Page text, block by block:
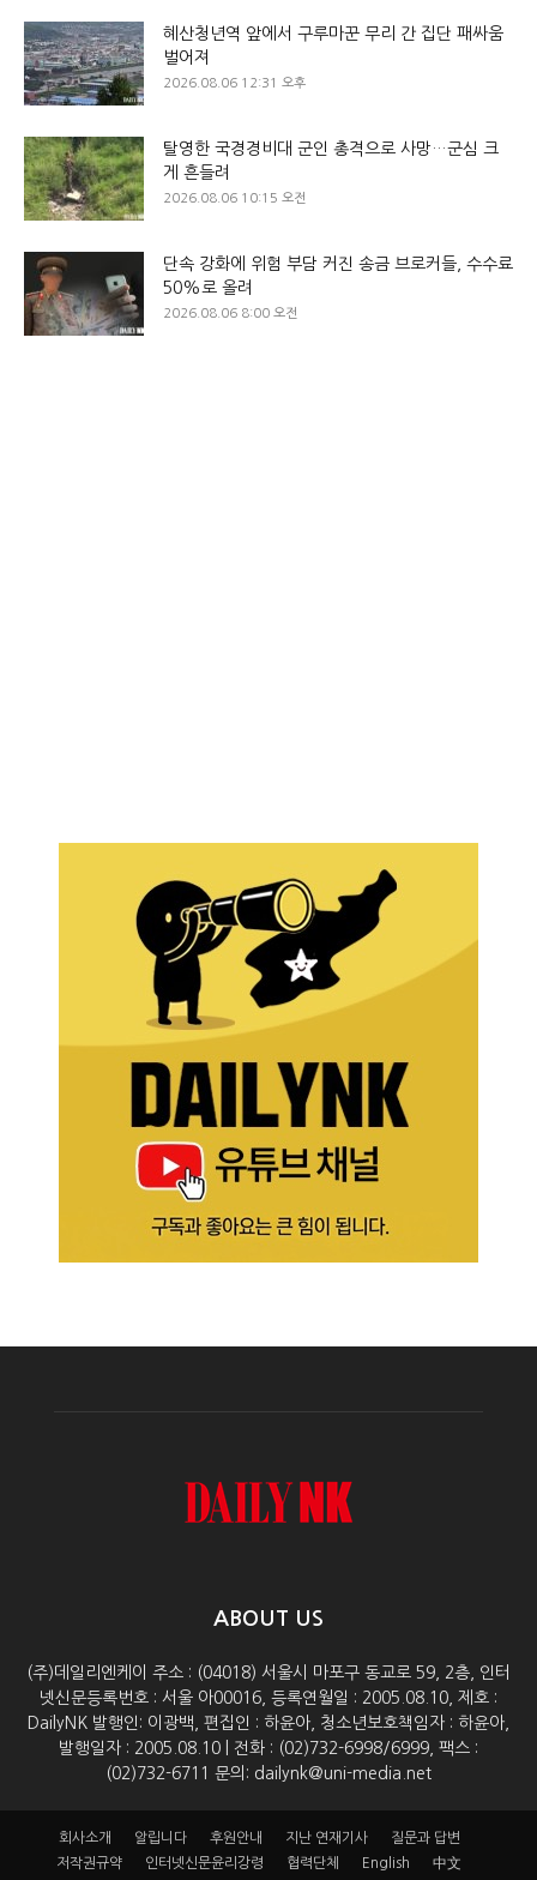
혜산청년역 앞에서 구루마꾼 무리 간 집단 패싸움
벌어져
2026.08.06 12:31 오후
탈영한 국경경비대 군인 총격으로 사망…군심 크
게 흔들려
2026.08.06 10:15 오전
단속 강화에 위험 부담 커진 송금 브로커들, 수수료
50%로 올려
2026.08.06 8:00 오전
ABOUT US
(주)데일리엔케이 주소 : (04018) 서울시 마포구 동교로 59, 2층, 인터
넷신문등록번호 : 서울 아00016, 등록연월일 : 2005.08.10, 제호 :
DailyNK 발행인: 이광백, 편집인 : 하윤아, 청소년보호책임자 : 하윤아,
발행일자 : 2005.08.10 | 전화 : (02)732-6998/6999, 팩스 :
(02)732-6711 문의: dailynk@uni-media.net
회사소개 알립니다 후원안내 지난 연재기사
질문과 답변
저작권규약
인터넷신문윤리강령 협력단체 English 中文